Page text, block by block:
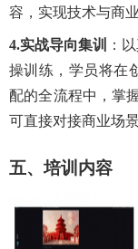
容，实现技术与商
4.实战导向集训 ：
操训练，学员将在
配的全流程中，掌
可直接对接商业场
五、培训内容